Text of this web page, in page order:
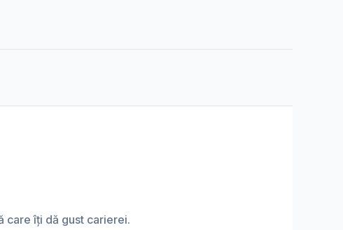
care îți dă gust carierei.